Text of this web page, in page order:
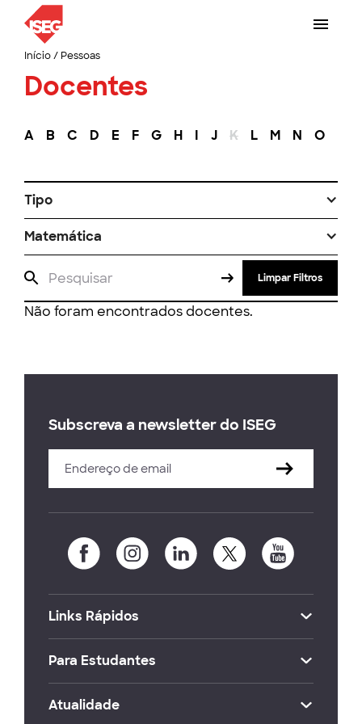
Início/ Pessoas
Docentes
A B C D E F G H I J K L M N O
Tipo
Matemática
Limpar Filtros
Não foram encontrados docentes.
Subscreva a newsletter do ISEG
Links Rápidos
Para Estudantes
Atualidade